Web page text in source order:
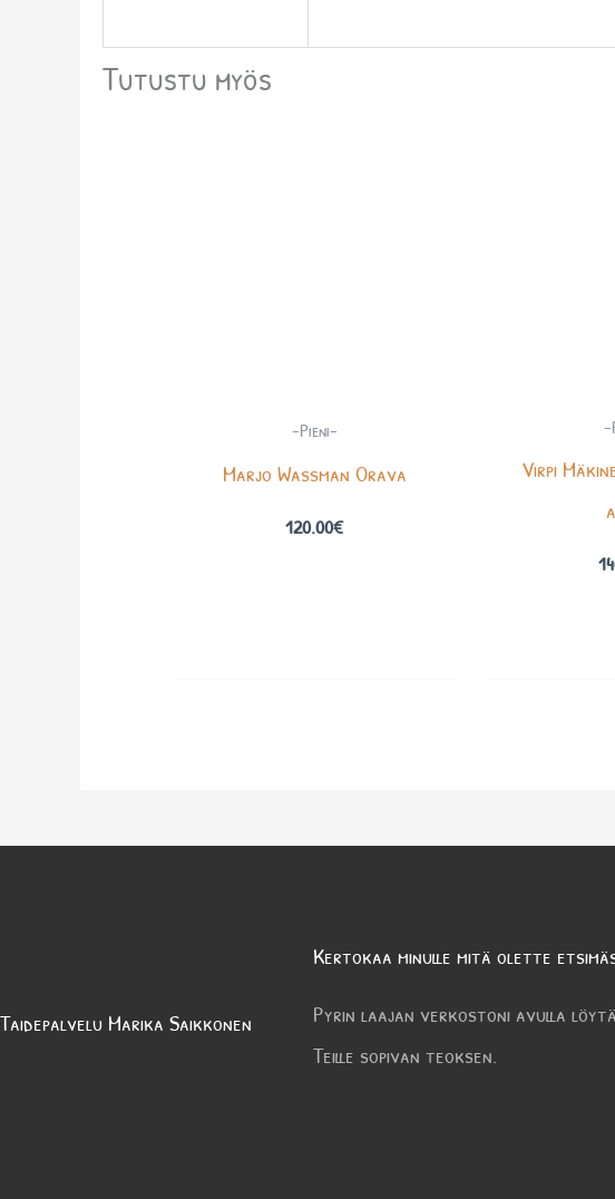
Tutustu myös
-Pieni-
Marjo Wassman Orava
120.00€
-
Virpi
Taidepalvelu Marika Saikkonen
Kertokaa minulle mitä olette
Pyrin laajan verkostoni avulla
Teille sopivan teoksen.